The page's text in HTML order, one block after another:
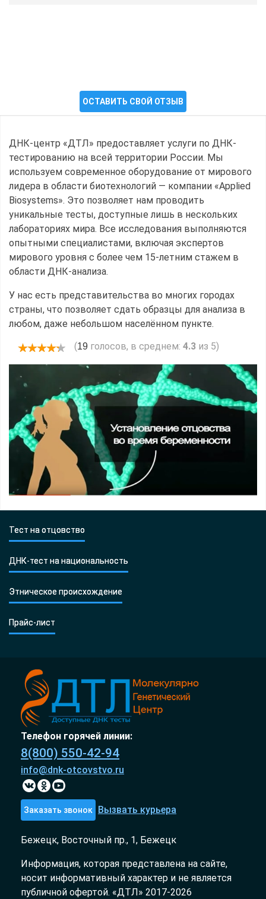
ОСТАВИТЬ СВОЙ ОТЗЫВ
ДНК-центр «ДТЛ» предоставляет услуги по ДНК-
тестированию на всей территории России. Мы
используем современное оборудование от мирового
лидера в области биотехнологий — компании «Applied
Biosystems». Это позволяет нам проводить
уникальные тесты, доступные лишь в нескольких
лабораториях мира. Все исследования выполняются
опытными специалистами, включая экспертов
мирового уровня с более чем 15-летним стажем в
области ДНК-анализа.
У нас есть представительства во многих городах
страны, что позволяет сдать образцы для анализа в
любом, даже небольшом населённом пункте.
(19 голосов, в среднем: 4.3 из 5)
Тест на отцовство
ДНК-тест на национальность
Этническое происхождение
Прайс-лист
Телефон горячей линии:
8(800) 550-42-94
info@dnk-otcovstvo.ru
Заказать звонок Вызвать курьера
Бежецк, Восточный пр., 1, Бежецк
Информация, которая представлена на сайте,
носит информативный характер и не является
публичной офертой. «ДТЛ» 2017-2026